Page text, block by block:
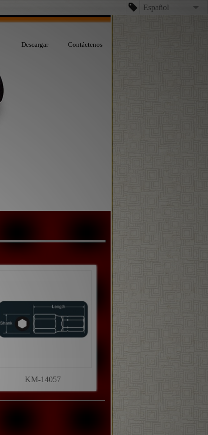
Español
Descargar Contáctenos
KM-14057